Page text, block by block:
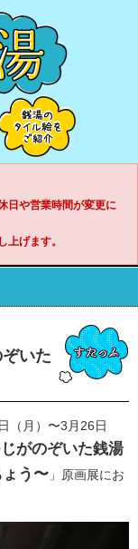
日や営業時間が変更に
げます。
いた
（月）〜3月26日
がのぞいた銭湯
う〜 」原画展にお